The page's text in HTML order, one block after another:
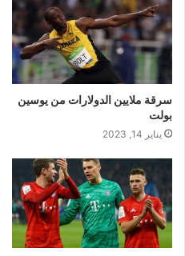
سرقة ملايين الدولارات من يوسين
بولت
يناير 14, 2023